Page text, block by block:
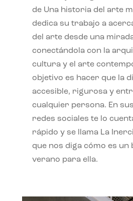
de Una historia del arte
dedica su trabajo a
del arte desde una
conectándola con la
cultura y el arte
objetivo es hacer que la
accesible, rigurosa y
cualquier persona. En
redes sociales te lo
rápido y se llama La
que nos diga cómo es un
verano para ella.